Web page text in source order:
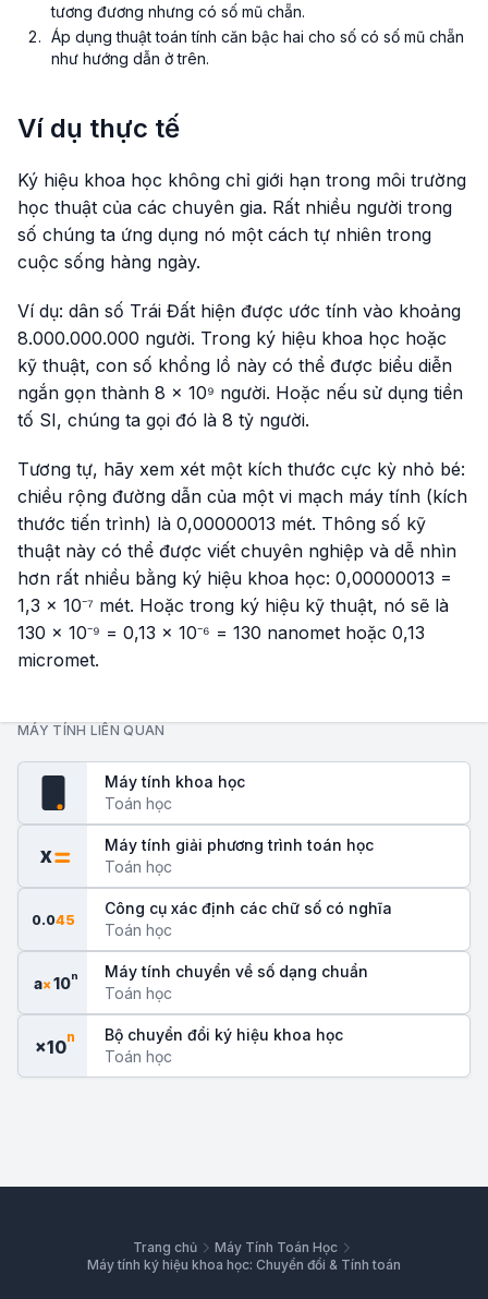
tương đương nhưng có số mũ chẵn.
Áp dụng thuật toán tính căn bậc hai cho số có số mũ chẵn
như hướng dẫn ở trên.
Ví dụ thực tế
Ký hiệu khoa học không chỉ giới hạn trong môi trường
học thuật của các chuyên gia. Rất nhiều người trong
số chúng ta ứng dụng nó một cách tự nhiên trong
cuộc sống hàng ngày.
Ví dụ: dân số Trái Đất hiện được ước tính vào khoảng
8.000.000.000 người. Trong ký hiệu khoa học hoặc
kỹ thuật, con số khổng lồ này có thể được biểu diễn
ngắn gọn thành 8 × 10⁹ người. Hoặc nếu sử dụng tiền
tố SI, chúng ta gọi đó là 8 tỷ người.
Tương tự, hãy xem xét một kích thước cực kỳ nhỏ bé:
chiều rộng đường dẫn của một vi mạch máy tính (kích
thước tiến trình) là 0,00000013 mét. Thông số kỹ
thuật này có thể được viết chuyên nghiệp và dễ nhìn
hơn rất nhiều bằng ký hiệu khoa học: 0,00000013 =
1,3 × 10⁻⁷ mét. Hoặc trong ký hiệu kỹ thuật, nó sẽ là
130 × 10⁻⁹ = 0,13 × 10⁻⁶ = 130 nanomet hoặc 0,13
micromet.
MÁY TÍNH LIÊN QUAN
Máy tính khoa học
Toán học
x
Máy tính giải phương trình toán học
Toán học
0.045
Công cụ xác định các chữ số có nghĩa
Toán học
a×10n
Máy tính chuyển về số dạng chuẩn
Toán học
×10
n
Bộ chuyển đổi ký hiệu khoa học
Toán học
Trang chủ
Máy Tính Toán Học
Máy tính ký hiệu khoa học: Chuyển đổi & Tính toán